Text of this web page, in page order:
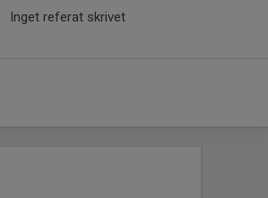
Inget referat skrivet